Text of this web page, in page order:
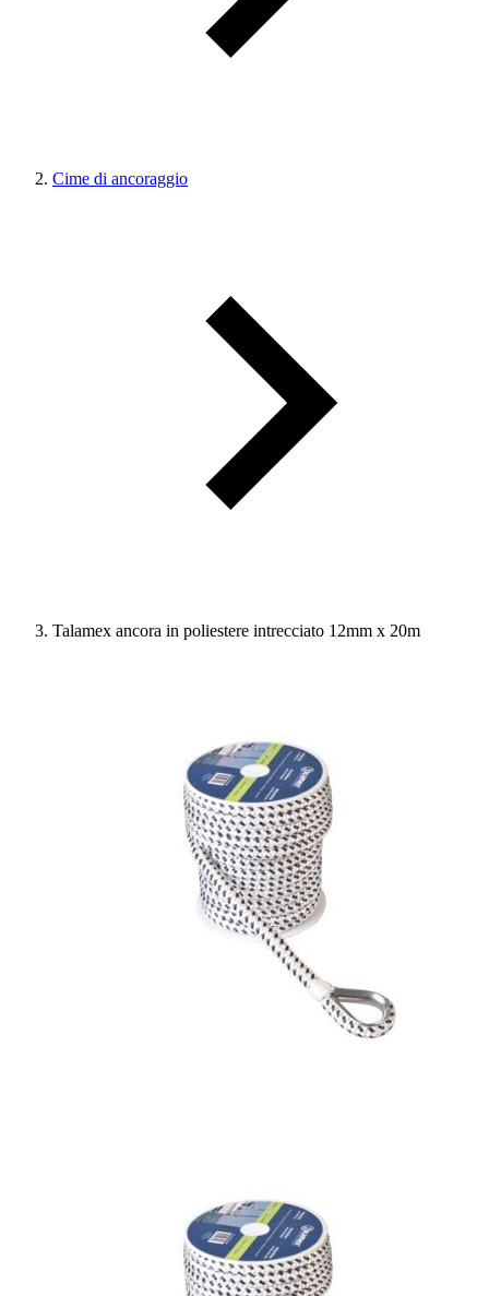
Cime di ancoraggio
Talamex ancora in poliestere intrecciato 12mm x 20m